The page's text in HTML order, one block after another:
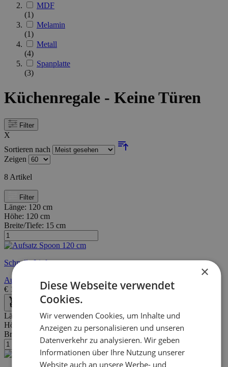
MDF
(1)
Melamin
(1)
Metall
(4)
Spanplatte
(3)
Küchenregale - Keine Türen
Filter
X
Sortieren nach
Zeigen
8 Artikel
Filter
Länge: 120 cm
Höhe: 120 cm
Breite/Tiefe: 15 cm
Schnelle Lieferung
Aufsatz Spoon 120 cm
€ 135,00 244,00
Länge:
80 cm
Höhe:
167 cm
Breite/Tiefe:
40 cm
×
Diese Webseite verwendet
Cookies.
Wir verwenden Cookies, um Inhalte und
Anzeigen zu personalisieren und unseren
Datenverkehr zu analysieren. Wir geben
Informationen über Ihre Nutzung unserer
Website auch an unsere Werbe- und